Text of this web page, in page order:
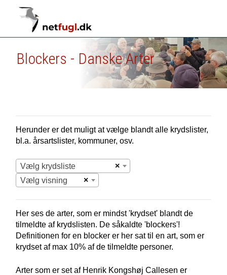
Blockers - Danske Arter
Herunder er det muligt at vælge blandt alle krydslister,
bl.a. årsartslister, kommuner, osv.
×
Vælg krydsliste
×
Vælg visning
Her ses de arter, som er mindst 'krydset' blandt de
tilmeldte af krydslisten. De såkaldte 'blockers'!
Definitionen for en blocker er her sat til en art, som er
krydset af max 10% af de tilmeldte personer.
Arter som er set af Henrik Kongshøj Callesen er